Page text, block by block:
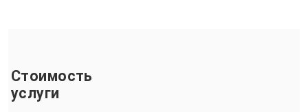
Стоимость
услуги